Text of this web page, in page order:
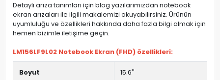
Detaylı arıza tanımları için blog yazılarımızdan notebook
ekran arızaları ile ilgili makalemizi okuyabilirsiniz. Ürünün
uyumluluğu ve özellikleri hakkında daha fazla bilgi almak için
hemen bizimle iletişime geçin.
LM156LF9L02 Notebook Ekran (FHD) özellikleri:
Boyut 15.6''